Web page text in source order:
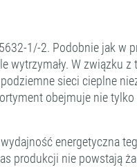
1/-2. Podobnie jak w
wytrzymały. W
sieci cieplne
obejmuje nie
energetyczna
produkcji nie powstają